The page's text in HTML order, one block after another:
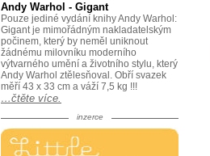
Andy Warhol - Gigant
Pouze jediné vydání knihy Andy Warhol:
Gigant je mimořádným nakladatelským
počinem, který by neměl uniknout
žádnému milovníku moderního
výtvarného umění a životního stylu, který
Andy Warhol ztělesňoval. Obří svazek
měří 43 x 33 cm a váží 7,5 kg !!!
…čtěte více.
inzerce